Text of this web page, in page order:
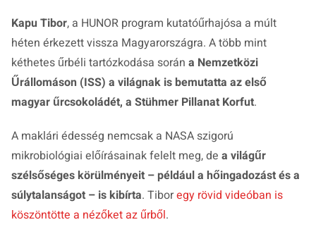
Kapu Tibor, a HUNOR program kutatóűrhajósa a múlt
héten érkezett vissza Magyarországra. A több mint
kéthetes űrbéli tartózkodása során a Nemzetközi
Űrállomáson (ISS) a világnak is bemutatta az első
magyar űrcsokoládét, a Stühmer Pillanat Korfut.
A maklári édesség nemcsak a NASA szigorú
mikrobiológiai előírásainak felelt meg, de a világűr
szélsőséges körülményeit – például a hőingadozást és a
súlytalanságot – is kibírta. Tiboregy rövid videóban is
köszöntötte a nézőket az űrből.